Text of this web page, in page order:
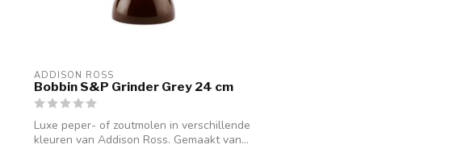
ADDISON ROSS
Bobbin S&P Grinder Grey 24 cm
Luxe peper- of zoutmolen in verschillende
kleuren van Addison Ross. Gemaakt van...